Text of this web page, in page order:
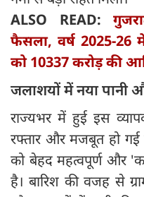
ALSO READ:
फैसला, वर्ष 2025-26
को 10337 करोड़ की
जलाशयों में नया पानी
राज्यभर में हुई इस
रफ्तार और मजबूत हो गई
को बेहद महत्वपूर्ण और
है। बारिश की वजह से